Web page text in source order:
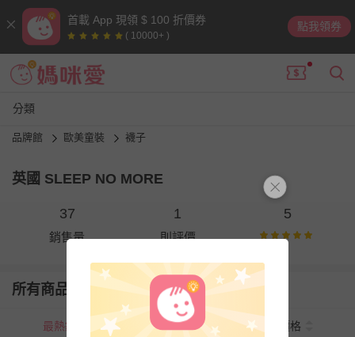
首載 App 現領 $ 100 折價券
( 10000+ )
點我領券
分類
品牌館 歐美童裝 襪子
英國 SLEEP NO MORE
37
銷售量
1
則評價
5
所有商品
最熱銷 新上市 價格